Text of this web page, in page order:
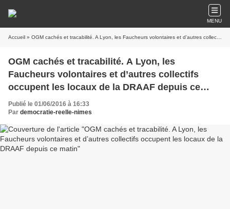
MENU
Accueil » OGM cachés et tracabilité. A Lyon, les Faucheurs volontaires et d’autres collectifs occupent les locaux de la DRAAF depuis ce matin
OGM cachés et tracabilité. A Lyon, les
Faucheurs volontaires et d’autres collectifs
occupent les locaux de la DRAAF depuis ce
matin
Publié le 01/06/2016 à 16:33
Par democratie-reelle-nimes